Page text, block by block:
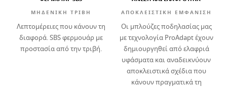
ΜΗΔΕΝΙΚΗ ΤΡΙΒΗ
Λεπτομέρειες που κάνουν τη
διαφορά. SBS φερμουάρ με
προστασία από την τριβή.
ΑΠΟΚΛΕΙΣΤΙΚΗ ΕΜΦΑΝΙΣΗ
Οι μπλούζες ποδηλασίας μας
με τεχνολογία ProAdapt έχουν
δημιουργηθεί από ελαφριά
υφάσματα και αναδεικνύουν
αποκλειστικά σχέδια που
κάνουν πραγματικά τη